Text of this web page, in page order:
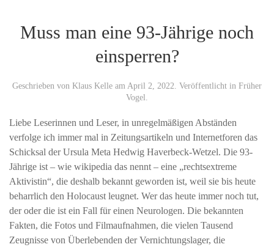
Muss man eine 93-Jährige noch
einsperren?
Geschrieben von Klaus Kelle am April 2, 2022. Veröffentlicht in Früher
Vogel .
Liebe Leserinnen und Leser, in unregelmäßigen Abständen
verfolge ich immer mal in Zeitungsartikeln und Internetforen das
Schicksal der Ursula Meta Hedwig Haverbeck-Wetzel. Die 93-
Jährige ist – wie wikipedia das nennt – eine „rechtsextreme
Aktivistin“, die deshalb bekannt geworden ist, weil sie bis heute
beharrlich den Holocaust leugnet. Wer das heute immer noch tut,
der oder die ist ein Fall für einen Neurologen. Die bekannten
Fakten, die Fotos und Filmaufnahmen, die vielen Tausend
Zeugnisse von Überlebenden der Vernichtungslager, die